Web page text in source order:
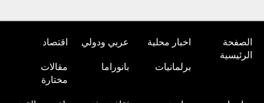
الصفحة
الرئيسية
اخبار محلية عربي ودولي اقتصاد
برلمانيات بانوراما
مقالات
مختارة